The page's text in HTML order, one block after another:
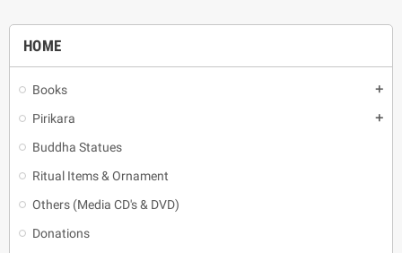
HOME
Books add
Pirikara add
Buddha Statues
Ritual Items & Ornament
Others (Media CD's & DVD)
Donations